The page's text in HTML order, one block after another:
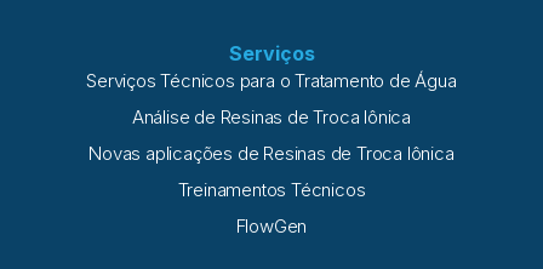
Serviços
Serviços Técnicos para o Tratamento de Água
Análise de Resinas de Troca Iônica
Novas aplicações de Resinas de Troca Iônica
Treinamentos Técnicos
FlowGen